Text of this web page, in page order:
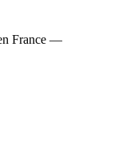
France —